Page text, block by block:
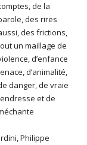
de la
des rires
des frictions,
un maillage de
d’enfance
d’animalité,
danger, de vraie
et de
Philippe